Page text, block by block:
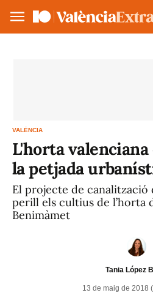
VALÈNCIA
L'horta
la petjada
El projecte de canalització
perill els cultius de l’horta
Benimàmet
Tania López
13 de maig de 2018